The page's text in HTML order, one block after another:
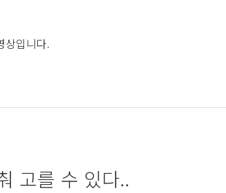
상입니다.
고를 수 있다..